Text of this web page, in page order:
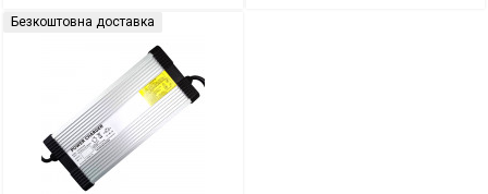
Безкоштовна доставка